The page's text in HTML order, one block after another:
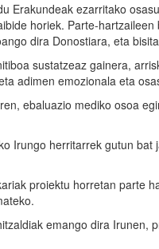
Erakundeak ezarritako
horiek. Parte-
dira Donostiara, eta
sustatzeaz gainera,
adimen emozionala eta
ebaluazio mediko osoa
Irungo herritarrek gutun
proiektu horretan parte
emango dira Irunen,